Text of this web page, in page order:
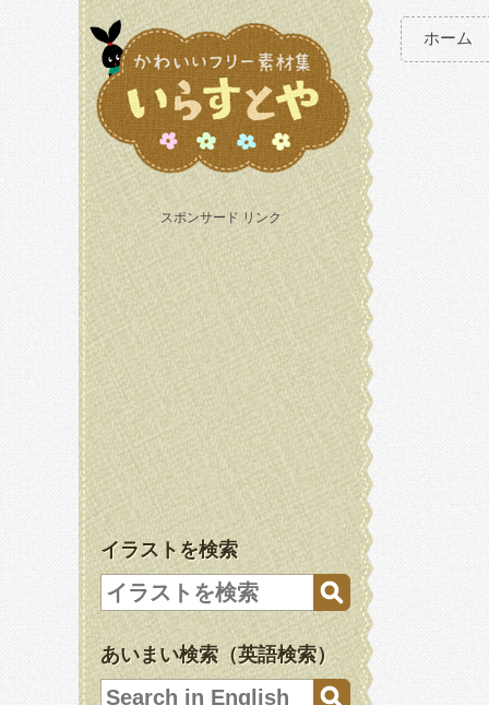
スポンサード リンク
イラストを検索
あいまい検索（英語検索）
ホーム